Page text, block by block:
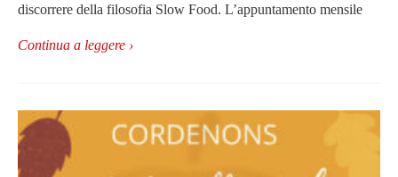
discorrere della filosofia Slow Food. L’appuntamento mensile
Continua a leggere ›